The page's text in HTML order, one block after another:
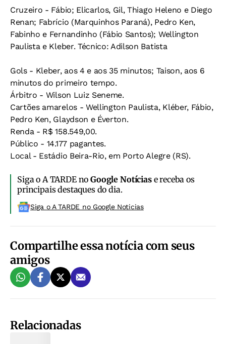
Cruzeiro - Fábio; Elicarlos, Gil, Thiago Heleno e Diego
Renan; Fabrício (Marquinhos Paraná), Pedro Ken,
Fabinho e Fernandinho (Fábio Santos); Wellington
Paulista e Kleber. Técnico: Adilson Batista
Gols - Kleber, aos 4 e aos 35 minutos; Taison, aos 6
minutos do primeiro tempo.
Árbitro - Wilson Luiz Seneme.
Cartões amarelos - Wellington Paulista, Kléber, Fábio,
Pedro Ken, Glaydson e Éverton.
Renda - R$ 158.549,00.
Público - 14.177 pagantes.
Local - Estádio Beira-Rio, em Porto Alegre (RS).
Siga o A TARDE noGoogle Notíciase receba os
principais destaques do dia.
Siga o A TARDE no Google Noticias
Compartilhe essa notícia com seus
amigos
Relacionadas